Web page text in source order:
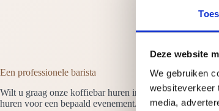
Deze website
We gebruiken
websiteverkeer
media,
Een professionele barista
Wilt u graag onze koffiebar huren in Gooise Meren dan
huren voor een bepaald evenement. Hij of zij heet de